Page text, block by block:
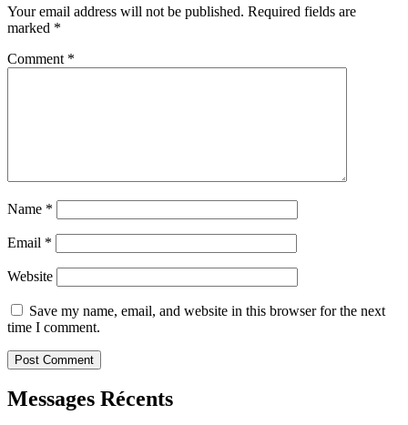
Your email address will not be published. Required fields are
marked *
Comment *
Name *
Email *
Website
Save my name, email, and website in this browser for the next
time I comment.
Messages Récents